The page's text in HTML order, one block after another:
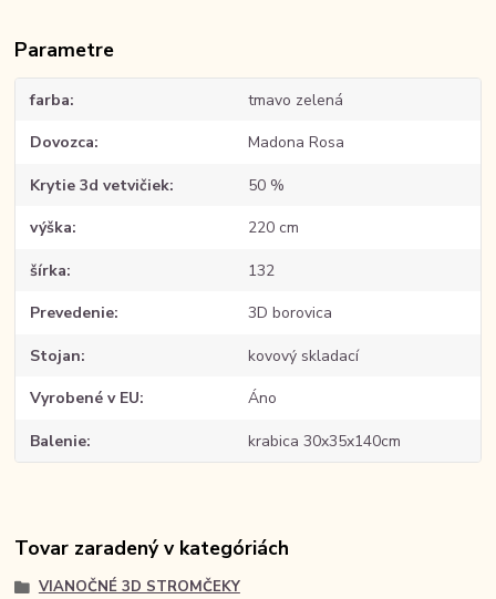
Parametre
farba tmavo zelená
Dovozca Madona Rosa
Krytie 3d vetvičiek 50 %
výška 220 cm
šírka 132
Prevedenie 3D borovica
Stojan kovový skladací
Vyrobené v EU Áno
Balenie krabica 30x35x140cm
Tovar zaradený v kategóriách
VIANOČNÉ 3D STROMČEKY